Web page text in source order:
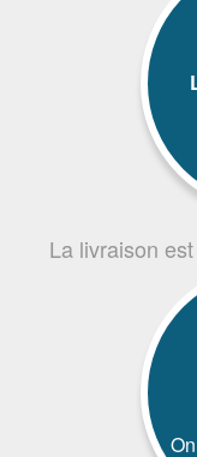
La livraison